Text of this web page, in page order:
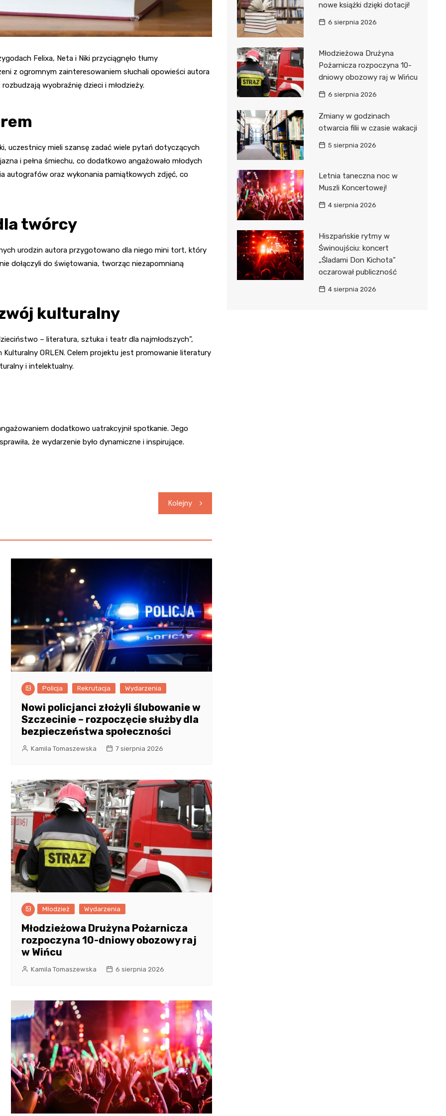
Felixa, Neta i Niki przyciągnęło tłumy
z ogromnym zainteresowaniem słuchali opowieści autora
wyobraźnię dzieci i młodzieży.
uczestnicy mieli szansę zadać wiele pytań dotyczących
i pełna śmiechu, co dodatkowo angażowało młodych
autografów oraz wykonania pamiątkowych zdjęć, co
twórcy
urodzin autora przygotowano dla niego mini tort, który
dołączyli do świętowania, tworząc niezapomnianą
kulturalny
– literatura, sztuka i teatr dla najmłodszych”,
ORLEN. Celem projektu jest promowanie literatury
i intelektualny.
dodatkowo uatrakcyjnił spotkanie. Jego
że wydarzenie było dynamiczne i inspirujące.
Kolejny
Policja Rekrutacja Wydarzenia
Nowi policjanci złożyli ślubowanie w
Szczecinie – rozpoczęcie służby dla
bezpieczeństwa społeczności
Kamila Tomaszewska 7 sierpnia 2026
Młodzież Wydarzenia
Młodzieżowa Drużyna Pożarnicza
rozpoczyna 10-dniowy obozowy raj
w Wińcu
Kamila Tomaszewska 6 sierpnia 2026
nowe książki dzięki dotacji!
6 sierpnia 2026
Młodzieżowa Drużyna
Pożarnicza rozpoczyna 10-
dniowy obozowy raj w Wińcu
6 sierpnia 2026
Zmiany w godzinach
otwarcia filii w czasie wakacji
5 sierpnia 2026
Letnia taneczna noc w
Muszli Koncertowej!
4 sierpnia 2026
Hiszpańskie rytmy w
Świnoujściu: koncert
„Śladami Don Kichota”
oczarował publiczność
4 sierpnia 2026